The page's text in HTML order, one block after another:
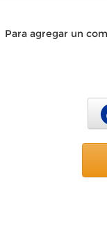
Para agregar un